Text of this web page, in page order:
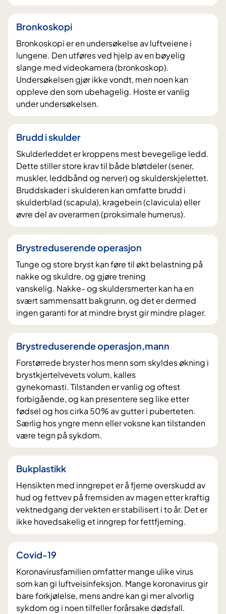
Bronkoskopi
Bronkoskopi er en undersøkelse av luftveiene i
lungene. Den utføres ved hjelp av en bøyelig
slange med videokamera (bronkoskop).
Undersøkelsen gjør ikke vondt, men noen kan
oppleve den som ubehagelig. Hoste er vanlig
under undersøkelsen.
Brudd i skulder
Skulderleddet er kroppens mest bevegelige ledd.
Dette stiller store krav til både bløtdeler (sener,
muskler, leddbånd og nerver) og skulderskjelettet.
Bruddskader i skulderen kan omfatte brudd i
skulderblad (scapula), kragebein (clavicula) eller
øvre del av overarmen (proksimale humerus).
Brystreduserende operasjon
Tunge og store bryst kan føre til økt belastning på
nakke og skuldre, og gjøre trening
vanskelig. Nakke- og skuldersmerter kan ha en
svært sammensatt bakgrunn, og det er dermed
ingen garanti for at mindre bryst gir mindre plager.
Brystreduserende operasjon,mann
Forstørrede bryster hos menn som skyldes økning i
brystkjertelvevets volum, kalles
gynekomasti. Tilstanden er vanlig og oftest
forbigående, og kan presentere seg like etter
fødsel og hos cirka 50% av gutter i puberteten.
Særlig hos yngre menn eller voksne kan tilstanden
være tegn på sykdom.
Bukplastikk
Hensikten med inngrepet er å fjerne overskudd av
hud og fettvev på fremsiden av magen etter kraftig
vektnedgang der vekten er stabilisert i to år. Det er
ikke hovedsakelig et inngrep for fettfjerning.
Covid-19
Koronavirusfamilien omfatter mange ulike virus
som kan gi luftveisinfeksjon. Mange koronavirus gir
bare forkjølelse, mens andre kan gi mer alvorlig
sykdom og i noen tilfeller forårsake dødsfall.